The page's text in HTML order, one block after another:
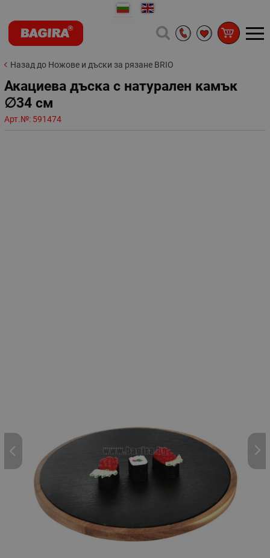
Назад до Ножове и дъски за рязане BRIO
Акациева дъска с натурален камък
∅34 см
Арт.№: 591474